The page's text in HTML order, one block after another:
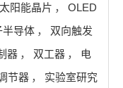
太阳能晶片 ，
OLED
半导体 ，
双向触发
器 ， 双工器 ，
电
节器 ，
实验室研究